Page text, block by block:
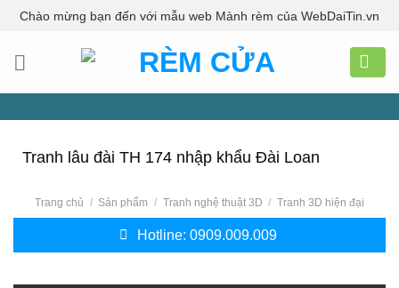
Skip
content
Chào mừng bạn đến với mẫu web Mành rèm của WebDaiTin.vn
Tranh lâu đài TH 174 nhập khẩu Đài Loan
Trang chủ / Sản phẩm / Tranh nghệ thuật 3D / Tranh 3D hiện đại
Hotline: 0909.009.009